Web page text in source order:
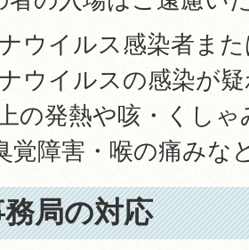
ウイルス感染者ま
ウイルスの感染が
の発熱や咳・くし
覚障害・喉の痛みな
局の対応